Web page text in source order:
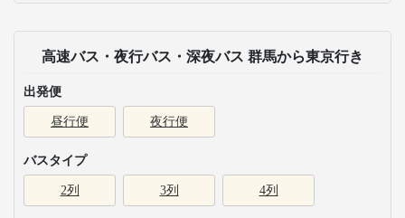
高速バス・夜行バス・深夜バス 群馬から東京行き
出発便
昼行便 夜行便
バスタイプ
2列 3列 4列